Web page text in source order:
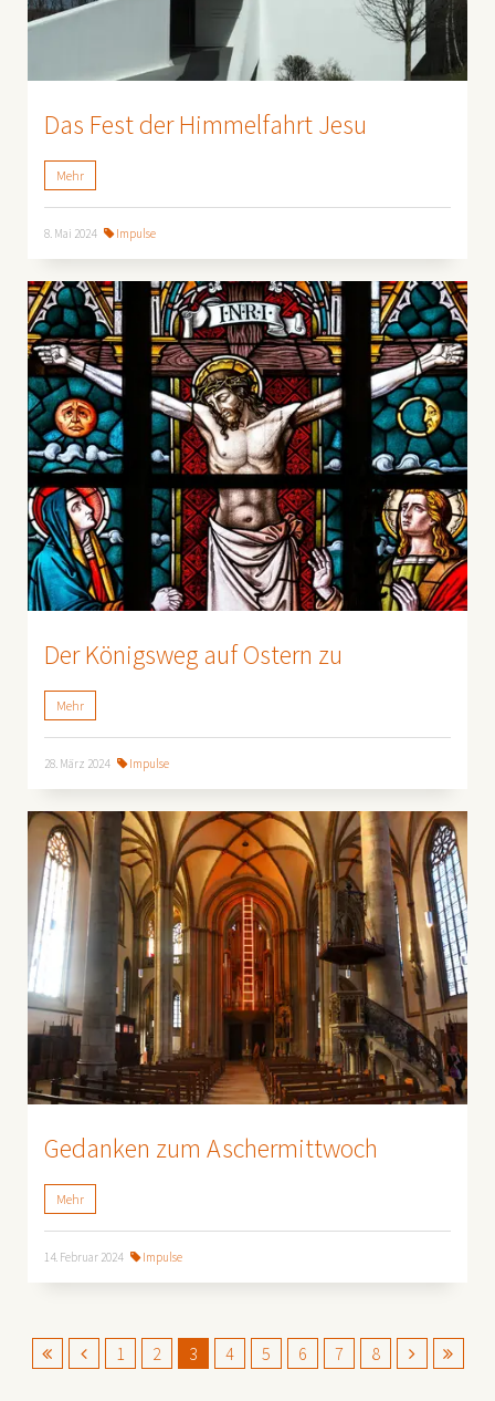
Das Fest der Himmelfahrt Jesu
Mehr
8. Mai 2024 Impulse
Der Königsweg auf Ostern zu
Mehr
28. März 2024 Impulse
Gedanken zum Aschermittwoch
Mehr
14. Februar 2024 Impulse
1 2 3 4 5 6 7 8